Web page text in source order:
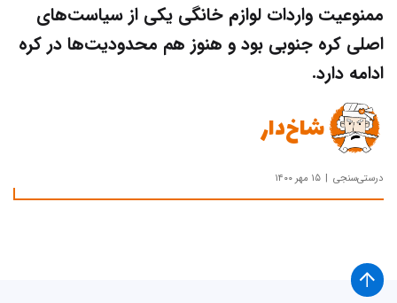
ممنوعیت واردات لوازم خانگی یکی از سیاست‌های
اصلی کره‌ جنوبی بود و هنوز هم محدودیت‌ها در کره
ادامه دارد.
شاخ‌دار
درستی‌سنجی ۱۵ مهر ۱۴۰۰